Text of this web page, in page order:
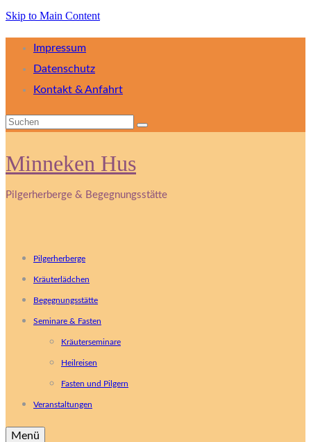
Skip to Main Content
Impressum
Datenschutz
Kontakt & Anfahrt
Suchen
Minneken Hus
Pilgerherberge & Begegnungsstätte
Pilgerherberge
Kräuterlädchen
Begegnungsstätte
Seminare & Fasten
Kräuterseminare
Heilreisen
Fasten und Pilgern
Veranstaltungen
Menü